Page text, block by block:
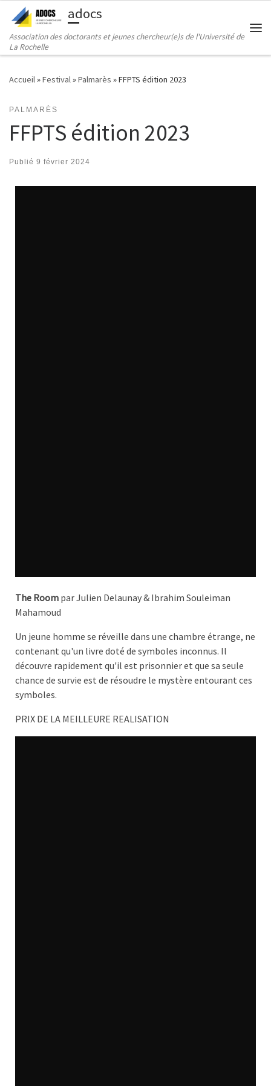
Passer au contenu
adocs
Association des doctorants et jeunes chercheur(e)s de l'Université de
La Rochelle
Accueil»Festival»Palmarès »FFPTS édition 2023
PALMARÈS
FFPTS édition 2023
Publié 9 février 2024
The Room par Julien Delaunay & Ibrahim Souleiman
Mahamoud
Un jeune homme se réveille dans une chambre étrange, ne
contenant qu'un livre doté de symboles inconnus. Il
découvre rapidement qu'il est prisonnier et que sa seule
chance de survie est de résoudre le mystère entourant ces
symboles.
PRIX DE LA MEILLEURE REALISATION